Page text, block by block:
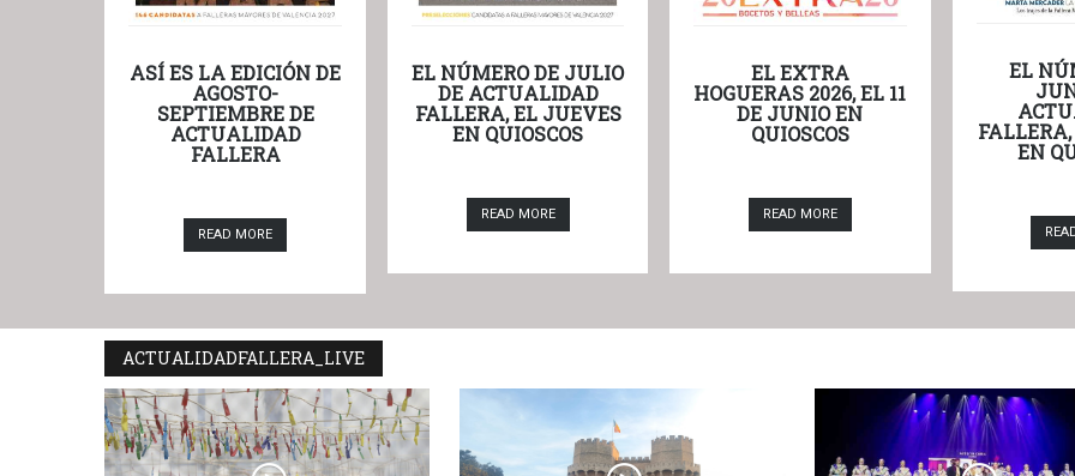
ASÍ ES LA EDICIÓN DE
AGOSTO-
SEPTIEMBRE DE
ACTUALIDAD
FALLERA
READ MORE
EL NÚMERO DE JULIO
DE ACTUALIDAD
FALLERA, EL JUEVES
EN QUIOSCOS
READ MORE
EL EXTRA
HOGUERAS 2026, EL 11
DE JUNIO EN
QUIOSCOS
READ MORE
EL
EN
ACTUALIDADFALLERA_LIVE